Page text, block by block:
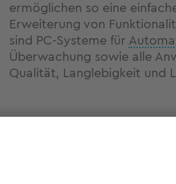
ermöglichen so eine
Erweiterung von
sind PC-Systeme für
Überwachung sowie alle
Qualität, Langlebigkeit und